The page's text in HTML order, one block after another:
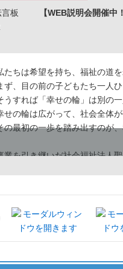
【WEB説明会開催
たちは希望を持ち、福祉の道
ず、目の前の子どもたち一人
うすれば「幸せの輪」は別の
せの輪は広がって、社会全体
の最初の一歩を踏み出すのが
業を引き継いだ社会福祉法人
広げていきます。
しでも可能性があるのなら挑
歩動けば必ず周囲は変わると